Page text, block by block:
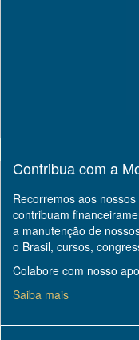
Contribua com a
Recorremos aos
contribuam
a manutenção de
o Brasil, cursos,
Colabore com nosso
Saiba mais